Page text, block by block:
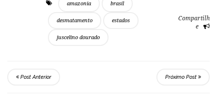
amazonia brasil
desmatamento estados
juscelino dourado
Compartilh
e
Post Anterior Próximo Post